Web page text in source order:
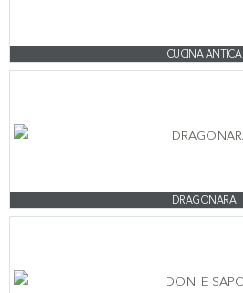
CUCINA ANTICA
DRAGONARA